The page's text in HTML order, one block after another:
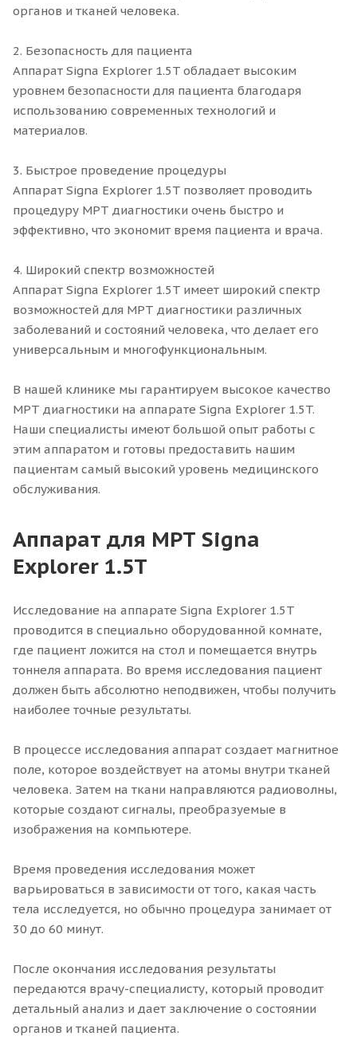
органов и тканей человека.
2. Безопасность для пациента
Аппарат Signa Explorer 1.5T обладает высоким
уровнем безопасности для пациента благодаря
использованию современных технологий и
материалов.
3. Быстрое проведение процедуры
Аппарат Signa Explorer 1.5T позволяет проводить
процедуру МРТ диагностики очень быстро и
эффективно, что экономит время пациента и врача.
4. Широкий спектр возможностей
Аппарат Signa Explorer 1.5T имеет широкий спектр
возможностей для МРТ диагностики различных
заболеваний и состояний человека, что делает его
универсальным и многофункциональным.
В нашей клинике мы гарантируем высокое качество
МРТ диагностики на аппарате Signa Explorer 1.5T.
Наши специалисты имеют большой опыт работы с
этим аппаратом и готовы предоставить нашим
пациентам самый высокий уровень медицинского
обслуживания.
Аппарат для МРТ Signa
Explorer 1.5T
Исследование на аппарате Signa Explorer 1.5T
проводится в специально оборудованной комнате,
где пациент ложится на стол и помещается внутрь
тоннеля аппарата. Во время исследования пациент
должен быть абсолютно неподвижен, чтобы получить
наиболее точные результаты.
В процессе исследования аппарат создает магнитное
поле, которое воздействует на атомы внутри тканей
человека. Затем на ткани направляются радиоволны,
которые создают сигналы, преобразуемые в
изображения на компьютере.
Время проведения исследования может
варьироваться в зависимости от того, какая часть
тела исследуется, но обычно процедура занимает от
30 до 60 минут.
После окончания исследования результаты
передаются врачу-специалисту, который проводит
детальный анализ и дает заключение о состоянии
органов и тканей пациента.